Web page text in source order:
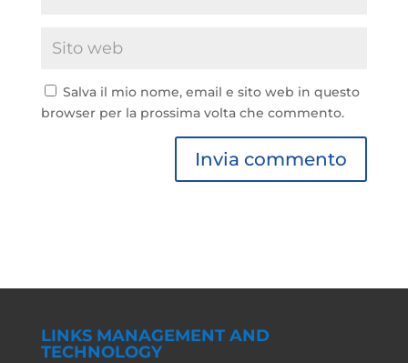
Salva il mio nome, email e sito web in questo
browser per la prossima volta che commento.
LINKS MANAGEMENT AND
TECHNOLOGY